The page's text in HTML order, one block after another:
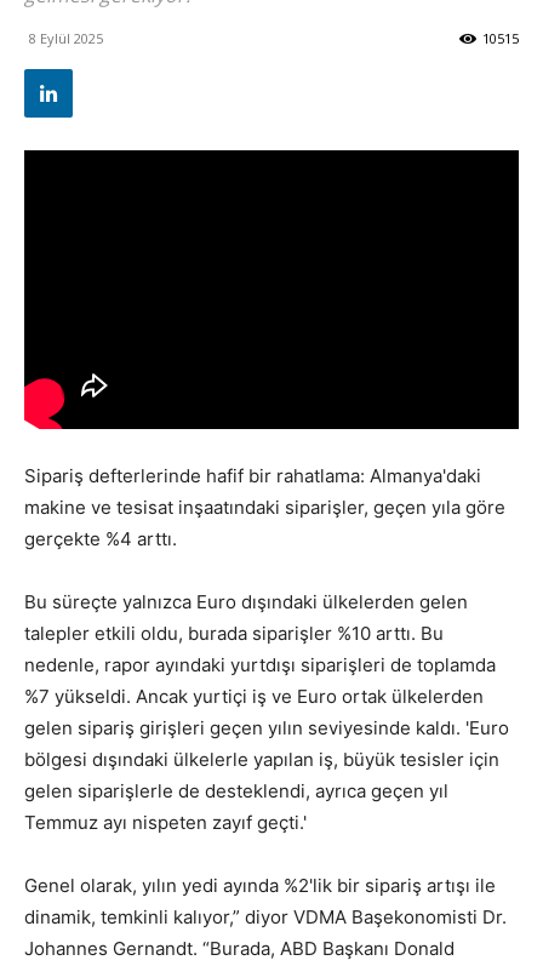
8 Eylül 2025 10515
Sipariş defterlerinde hafif bir rahatlama: Almanya'daki
makine ve tesisat inşaatındaki siparişler, geçen yıla göre
gerçekte %4 arttı.
Bu süreçte yalnızca Euro dışındaki ülkelerden gelen
talepler etkili oldu, burada siparişler %10 arttı. Bu
nedenle, rapor ayındaki yurtdışı siparişleri de toplamda
%7 yükseldi. Ancak yurtiçi iş ve Euro ortak ülkelerden
gelen sipariş girişleri geçen yılın seviyesinde kaldı. 'Euro
bölgesi dışındaki ülkelerle yapılan iş, büyük tesisler için
gelen siparişlerle de desteklendi, ayrıca geçen yıl
Temmuz ayı nispeten zayıf geçti.'
Genel olarak, yılın yedi ayında %2'lik bir sipariş artışı ile
dinamik, temkinli kalıyor,” diyor VDMA Başekonomisti Dr.
Johannes Gernandt. “Burada, ABD Başkanı Donald